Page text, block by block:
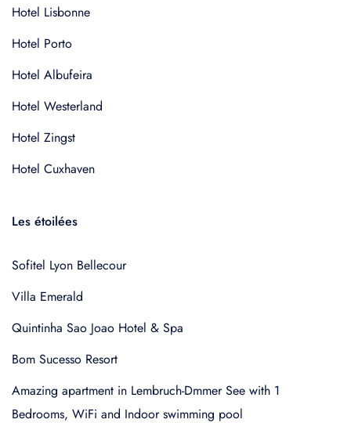
Hotel Lisbonne
Hotel Porto
Hotel Albufeira
Hotel Westerland
Hotel Zingst
Hotel Cuxhaven
Les étoilées
Sofitel Lyon Bellecour
Villa Emerald
Quintinha Sao Joao Hotel & Spa
Bom Sucesso Resort
Amazing apartment in Lembruch-Dmmer See with 1
Bedrooms, WiFi and Indoor swimming pool